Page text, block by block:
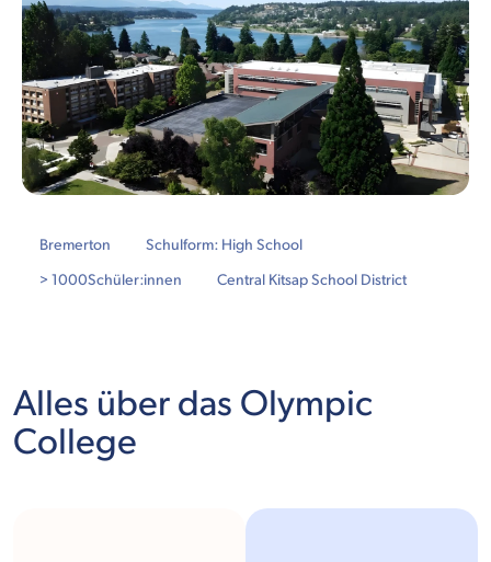
Bremerton
Schulform: High School
> 1000Schüler:innen Central Kitsap School District
Alles über das Olympic
College